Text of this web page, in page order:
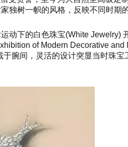
独树一帜的风格，反映不同时期
下的白色珠宝(White Jewelry)
of Modern Decorative
腕间，灵活的设计突显当时珠